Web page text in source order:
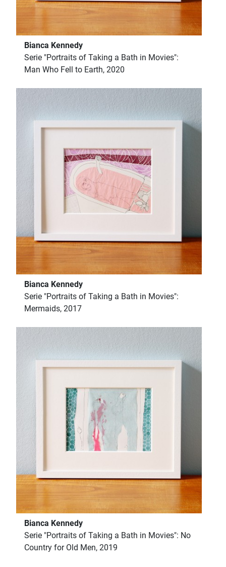
Bianca Kennedy
Serie "Portraits of Taking a Bath in Movies":
Man Who Fell to Earth, 2020
Bianca Kennedy
Serie "Portraits of Taking a Bath in Movies":
Mermaids, 2017
Bianca Kennedy
Serie "Portraits of Taking a Bath in Movies": No
Country for Old Men, 2019